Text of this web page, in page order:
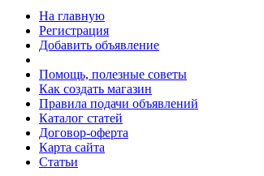
На главную
Регистрация
Добавить объявление
Помощь, полезные советы
Как создать магазин
Правила подачи объявлений
Каталог статей
Договор-оферта
Карта сайта
Статьи